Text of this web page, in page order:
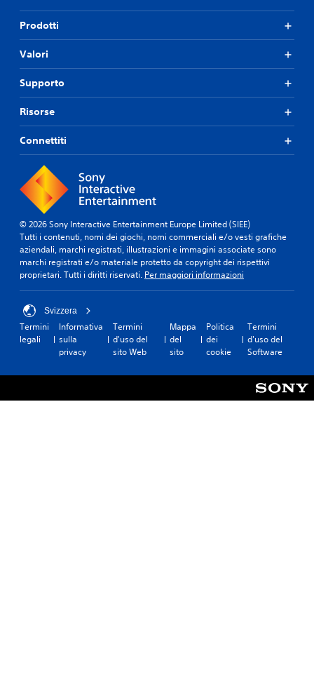
Prodotti
Valori
Supporto
Risorse
Connettiti
© 2026 Sony Interactive Entertainment Europe Limited (SIEE)
Tutti i contenuti, nomi dei giochi, nomi commerciali e/o vesti grafiche
aziendali, marchi registrati, illustrazioni e immagini associate sono
marchi registrati e/o materiale protetto da copyright dei rispettivi
proprietari. Tutti i diritti riservati. Per maggiori informazioni
Svizzera
Termini
legali
Informativa
sulla
privacy
Termini
d'uso del
sito Web
Mappa
del
sito
Politica
dei
cookie
Termini
d'uso del
Software